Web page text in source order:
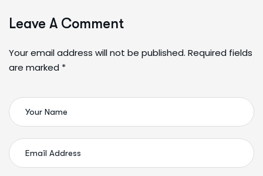
Leave A Comment
Your email address will not be published. Required fields
are marked *